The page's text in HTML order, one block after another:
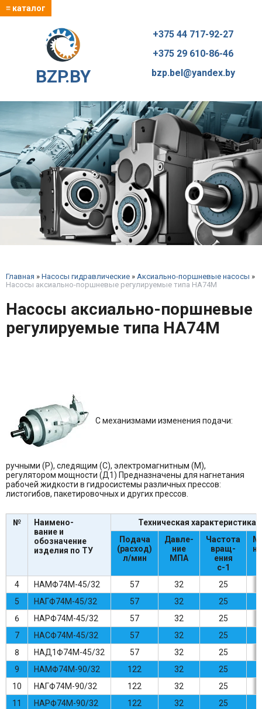
≡ каталог
BZP.BY
+375 44 717-92-27
+375 29 610-86-46
bzp.bel@yandex.by
Главная » Насосы гидравлические » Аксиально-поршневые насосы »
Насосы аксиально-поршневые регулируемые типа НА74М
Насосы аксиально-поршневые
регулируемые типа НА74М
С механизмами изменения подачи:
ручными (Р), следящим (С), электромагнитным (М),
регулятором мощности (Д1) Предназначены для нагнетания
рабочей жидкости в гидросистемы различных прессов:
листогибов, пакетировочных и других прессов.
№
Наимено-
вание и
обозначение
изделия по ТУ
Техническая характеристика
Подача
(расход)
л/мин
Давле-
ние
МПА
Частота
вращ-
ения
с-1
4 НАМФ74М-45/32 57 32 25
5
НАГФ74М-45/32 57 32 25
6
НАРФ74М-45/32 57 32 25
7
НАСФ74М-45/32 57 32 25
8
НАД1Ф74М-45/32 57 32 25
9
НАМФ74М-90/32 122 32 25
10
НАГФ74М-90/32 122 32 25
11
НАРФ74М-90/32 122 32 25